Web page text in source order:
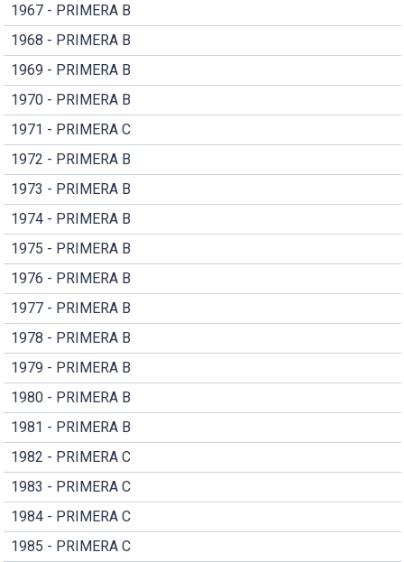
1967 - PRIMERA B
1968 - PRIMERA B
1969 - PRIMERA B
1970 - PRIMERA B
1971 - PRIMERA C
1972 - PRIMERA B
1973 - PRIMERA B
1974 - PRIMERA B
1975 - PRIMERA B
1976 - PRIMERA B
1977 - PRIMERA B
1978 - PRIMERA B
1979 - PRIMERA B
1980 - PRIMERA B
1981 - PRIMERA B
1982 - PRIMERA C
1983 - PRIMERA C
1984 - PRIMERA C
1985 - PRIMERA C